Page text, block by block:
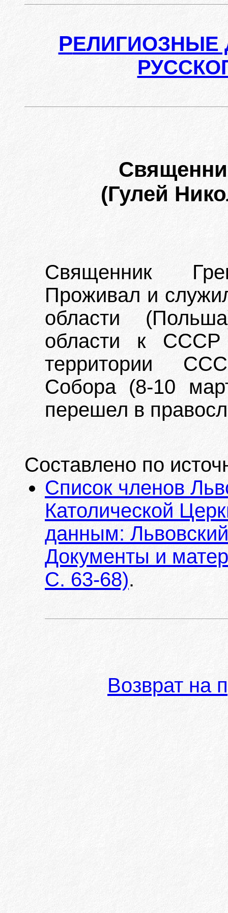
РЕЛИГИОЗНЫЕ
(Гулей
Священник
Проживал и
области
области к
территории
Собора (8-10
перешел в
Составлено по
Список членов
Католической
данным:
Документы и
С. 63-68).
Возврат на